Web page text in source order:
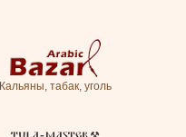
Кальяны, табак, уголь